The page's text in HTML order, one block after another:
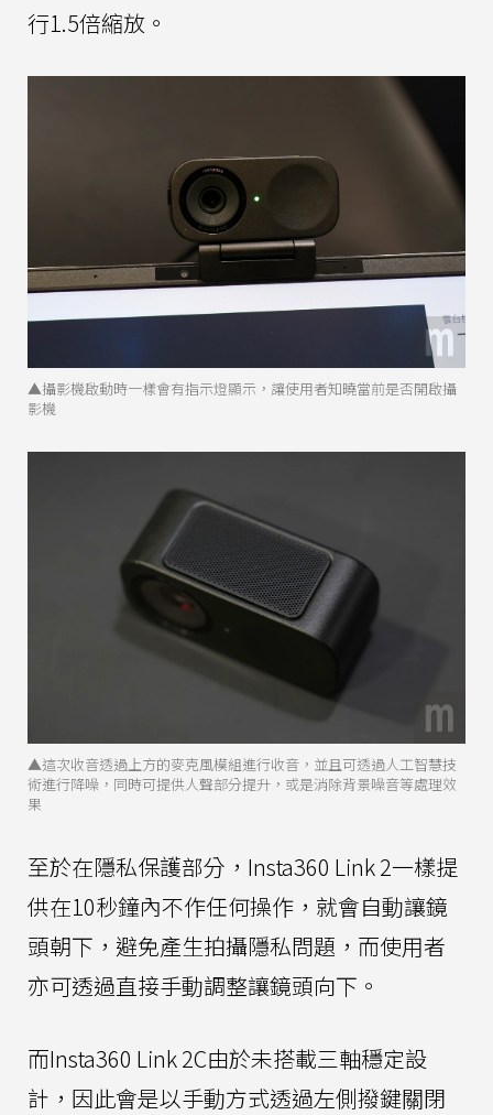
行1.5倍縮放。
▲攝影機啟動時一樣會有指示燈顯示，讓使用者知曉當前是否開啟攝
影機
▲這次收音透過上方的麥克風模組進行收音，並且可透過人工智慧技
術進行降噪，同時可提供人聲部分提升，或是消除背景噪音等處理效
果
至於在隱私保護部分，Insta360 Link 2一樣提
供在10秒鐘內不作任何操作，就會自動讓鏡
頭朝下，避免產生拍攝隱私問題，而使用者
亦可透過直接手動調整讓鏡頭向下。
而Insta360 Link 2C由於未搭載三軸穩定設
計，因此會是以手動方式透過左側撥鍵關閉